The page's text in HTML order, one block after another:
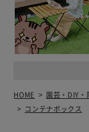
HOME 園芸・DIY・
コンテナボックス